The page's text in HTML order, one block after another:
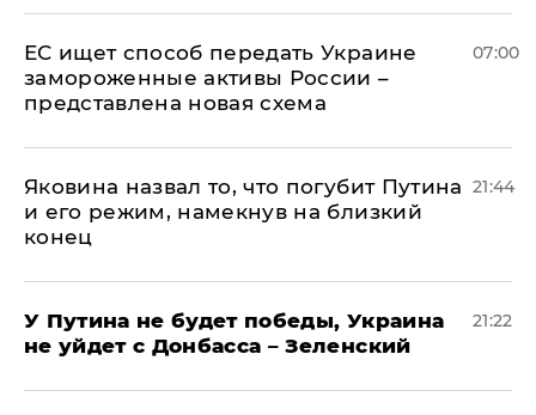
ЕС ищет способ передать Украине
замороженные активы России –
представлена новая схема
07:00
Яковина назвал то, что погубит Путина
и его режим, намекнув на близкий
конец
21:44
У Путина не будет победы, Украина
не уйдет с Донбасса – Зеленский
21:22